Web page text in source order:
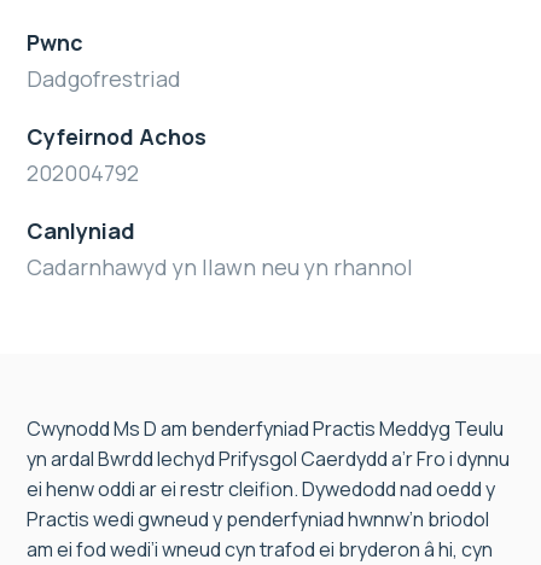
Pwnc
Dadgofrestriad
Cyfeirnod Achos
202004792
Canlyniad
Cadarnhawyd yn llawn neu yn rhannol
Cwynodd Ms D am benderfyniad Practis Meddyg Teulu
yn ardal Bwrdd Iechyd Prifysgol Caerdydd a’r Fro i dynnu
ei henw oddi ar ei restr cleifion. Dywedodd nad oedd y
Practis wedi gwneud y penderfyniad hwnnw’n briodol
am ei fod wedi’i wneud cyn trafod ei bryderon â hi, cyn